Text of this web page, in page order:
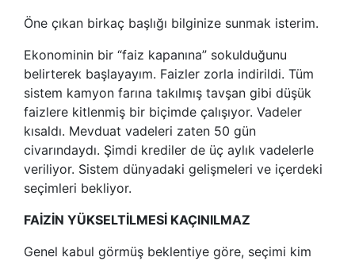
Öne çıkan birkaç başlığı bilginize sunmak isterim.
Ekonominin bir “faiz kapanına” sokulduğunu
belirterek başlayayım. Faizler zorla indirildi. Tüm
sistem kamyon farına takılmış tavşan gibi düşük
faizlere kitlenmiş bir biçimde çalışıyor. Vadeler
kısaldı. Mevduat vadeleri zaten 50 gün
civarındaydı. Şimdi krediler de üç aylık vadelerle
veriliyor. Sistem dünyadaki gelişmeleri ve içerdeki
seçimleri bekliyor.
FAİZİN YÜKSELTİLMESİ KAÇINILMAZ
Genel kabul görmüş beklentiye göre, seçimi kim